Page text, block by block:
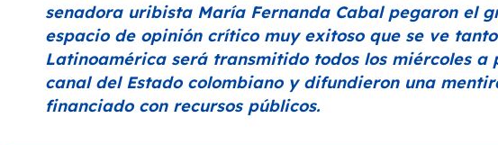
senadora uribista María Fernanda Cabal pegaron el
espacio de opinión crítico muy exitoso que se ve
Latinoamérica será transmitido todos los miércoles a
canal del Estado colombiano y difundieron una
financiado con recursos públicos.